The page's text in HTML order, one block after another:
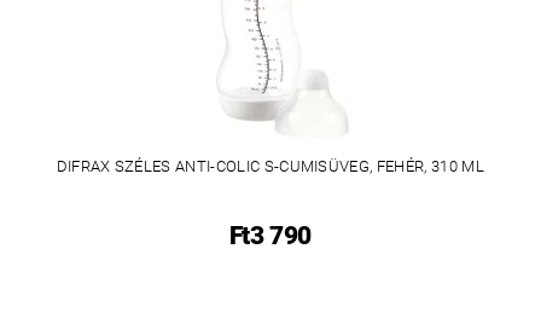
DIFRAX SZÉLES ANTI-COLIC S-CUMISÜVEG, FEHÉR, 310 ML
Ft3 790